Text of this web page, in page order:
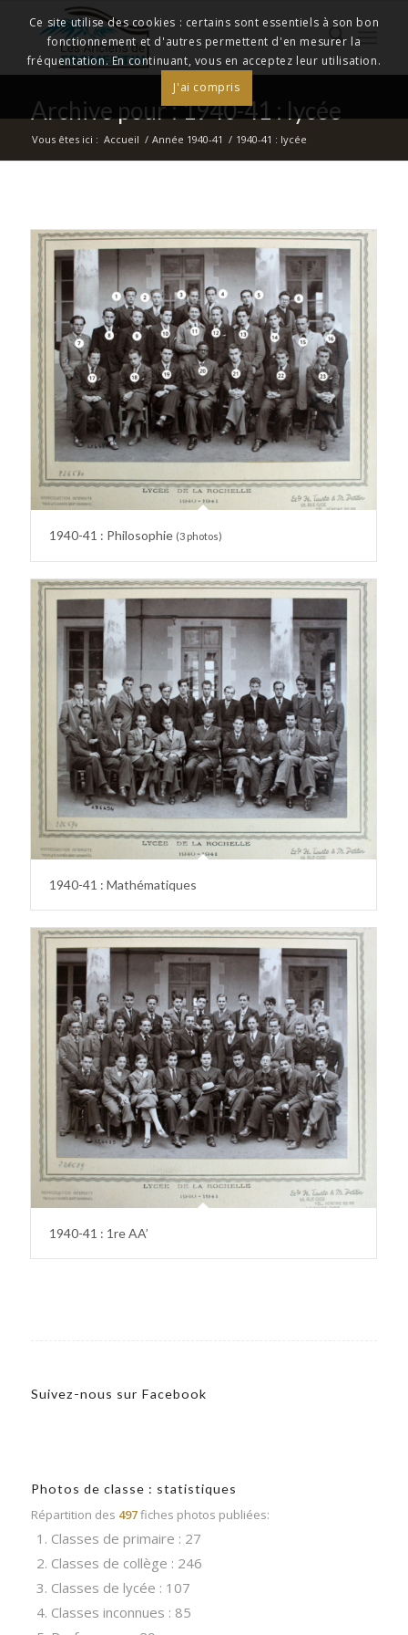
Archive pour : 1940-41 : lycée
Vous êtes ici : Accueil / Année 1940-41 / 1940-41 : lycée
1940-41 : Philosophie (3 photos)
1940-41 : Mathématiques
1940-41 : 1re AA’
Suivez-nous sur Facebook
Photos de classe : statistiques
Répartition des 497fiches photos publiées:
1. Classes de primaire : 27
2. Classes de collège : 246
3. Classes de lycée : 107
4. Classes inconnues : 85
Ce site utilise des cookies : certains sont essentiels à son bon
fonctionnement et d'autres permettent d'en mesurer la
fréquentation. En continuant, vous en acceptez leur utilisation.
J'ai compris